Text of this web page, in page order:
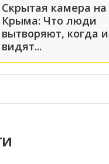
Скрытая камера
Крыма: Что люди
вытворяют, когда
видят...